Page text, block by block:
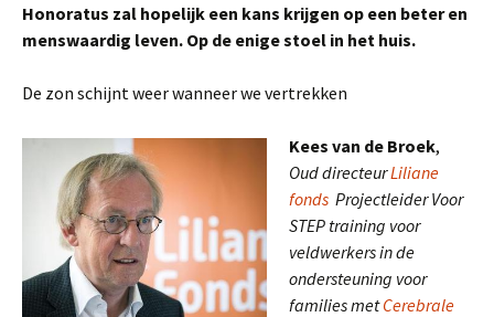
Honoratus zal hopelijk een kans krijgen op een beter en
menswaardig leven. Op de enige stoel in het huis.
De zon schijnt weer wanneer we vertrekken
Kees van de Broek,
Oud directeurLiliane
fonds Projectleider Voor
STEP training voor
veldwerkers in de
ondersteuning voor
families metCerebrale